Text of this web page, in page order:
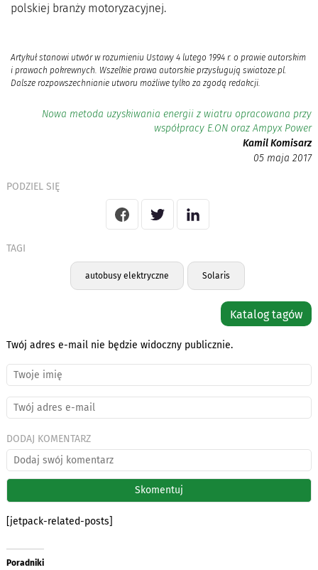
polskiej branży motoryzacyjnej.
Artykuł stanowi utwór w rozumieniu Ustawy 4 lutego 1994 r. o prawie autorskim
i prawach pokrewnych. Wszelkie prawa autorskie przysługują swiatoze.pl.
Dalsze rozpowszechnianie utworu możliwe tylko za zgodą redakcji.
Nowa metoda uzyskiwania energii z wiatru opracowana przy
współpracy E.ON oraz Ampyx Power
Kamil Komisarz
05 maja 2017
PODZIEL SIĘ
TAGI
autobusy elektryczne Solaris
Katalog tagów
Twój adres e-mail nie będzie widoczny publicznie.
DODAJ KOMENTARZ
[jetpack-related-posts]
Poradniki